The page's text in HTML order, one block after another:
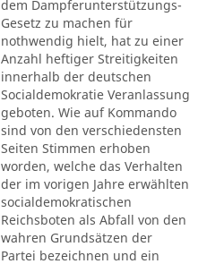
dem Dampferunterstützungs-
Gesetz zu machen für
nothwendig hielt, hat zu einer
Anzahl heftiger Streitigkeiten
innerhalb der deutschen
Socialdemokratie Veranlassung
geboten. Wie auf Kommando
sind von den verschiedensten
Seiten Stimmen erhoben
worden, welche das Verhalten
der im vorigen Jahre erwählten
socialdemokratischen
Reichsboten als Abfall von den
wahren Grundsätzen der
Partei bezeichnen und ein